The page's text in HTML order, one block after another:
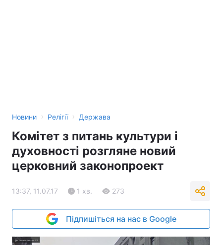
Новини › Релігії › Держава
Комітет з питань культури і
духовності розгляне новий
церковний законопроект
13:37, 11.07.17 1 хв. 273
Підпишіться на нас в Google